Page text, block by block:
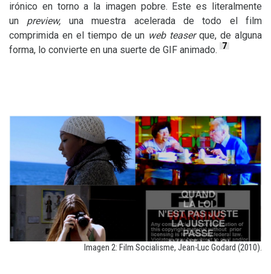
irónico en torno a la imagen pobre. Este es literalmente
un preview,
una muestra acelerada de todo el film
comprimida en el tiempo de un web teaser que, de alguna
forma, lo convierte en una suerte de GIF animado. 7
Imagen 2: Film Socialisme, Jean-Luc Godard (2010).